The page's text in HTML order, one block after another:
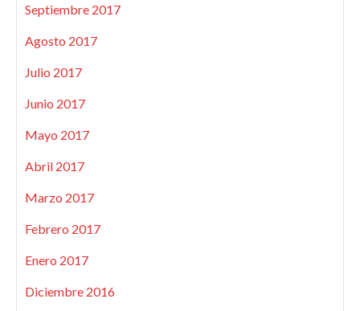
Septiembre 2017
Agosto 2017
Julio 2017
Junio 2017
Mayo 2017
Abril 2017
Marzo 2017
Febrero 2017
Enero 2017
Diciembre 2016